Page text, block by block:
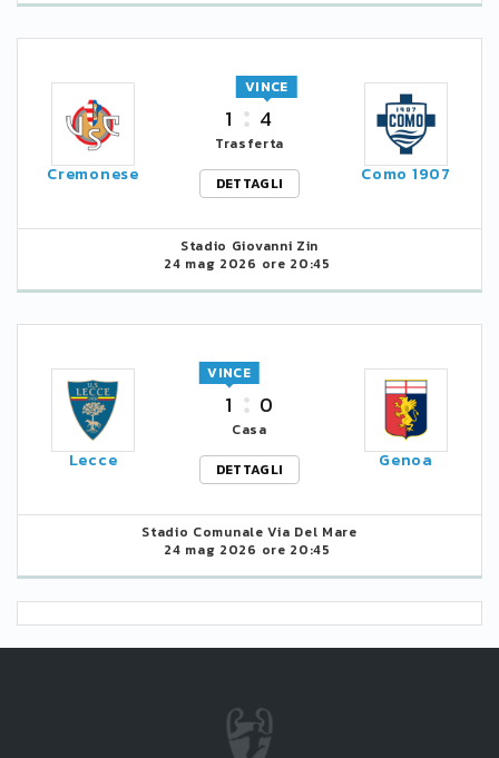
Cremonese
1 4
VINCE
Trasferta
DETTAGLI
Como 1907
Stadio Giovanni Zin
24 mag 2026 ore 20:45
Lecce
1
VINCE
0
Casa
DETTAGLI
Genoa
Stadio Comunale Via Del Mare
24 mag 2026 ore 20:45